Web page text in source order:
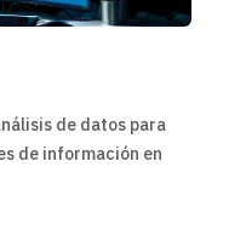
de datos para
de información en